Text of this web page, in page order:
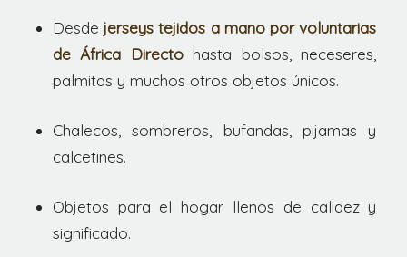
Desdejerseys tejidos a mano por voluntarias
de África Directohasta bolsos, neceseres,
palmitas y muchos otros objetos únicos.
Chalecos, sombreros, bufandas, pijamas y
calcetines.
Objetos para el hogar llenos de calidez y
significado.